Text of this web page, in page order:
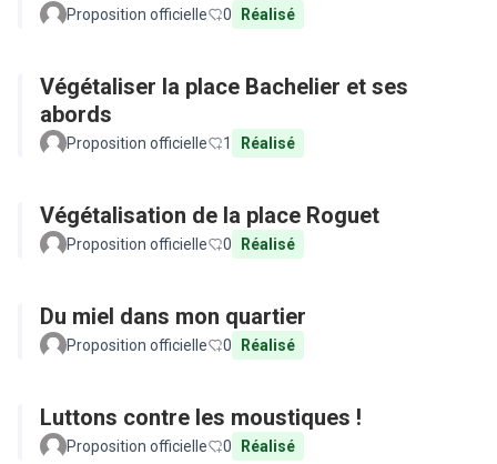
Proposition officielle 0 Réalisé
Végétaliser la place Bachelier et ses
abords
Proposition officielle 1 Réalisé
Végétalisation de la place Roguet
Proposition officielle 0 Réalisé
Du miel dans mon quartier
Proposition officielle 0 Réalisé
Luttons contre les moustiques !
Proposition officielle 0 Réalisé